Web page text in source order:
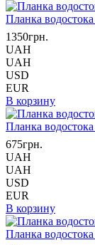
Планка
1350грн.
UAH
UAH
USD
EUR
В корзину
Планка
675грн.
UAH
UAH
USD
EUR
В корзину
Планка